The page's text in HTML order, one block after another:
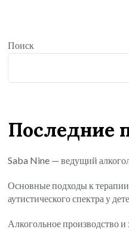
Поиск
Последние
Saba Nine — ведущий
Основные подходы к
аутистического спектра у
Алкогольное производство